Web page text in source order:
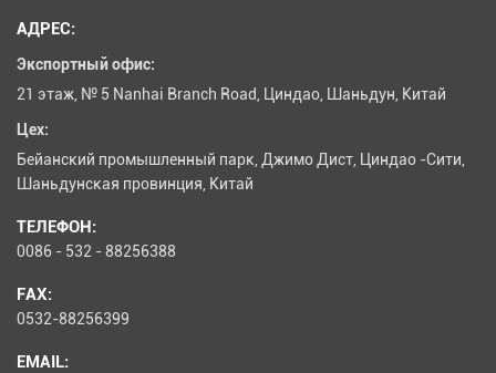
АДРЕС:
Экспортный офис:
21 этаж, № 5 Nanhai Branch Road, Циндао, Шаньдун, Китай
Цех:
Бейанский промышленный парк, Джимо Дист, Циндао -Сити,
Шаньдунская провинция, Китай
ТЕЛЕФОН:
0086 - 532 - 88256388
FAX:
0532-88256399
EMAIL: